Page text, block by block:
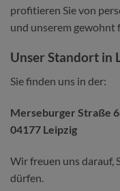
profitieren Sie von
und unserem gewohnt
Unser Standort in
Sie finden uns in der:
Merseburger Straße
04177 Leipzig
Wir freuen uns darauf,
dürfen.